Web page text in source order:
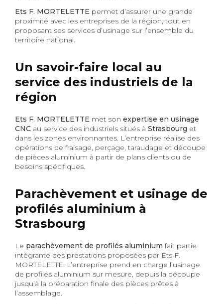
Ets F. MORTELETTE permet d’assurer une grande
proximité avec les entreprises de la région, tout en
proposant ses services d’usinage sur l’ensemble du
territoire national.
Un savoir-faire local au
service des industriels de la
région
Ets F. MORTELETTE met son expertise en usinage
CNC au service des industriels situés à Strasbourg et
dans les zones environnantes. L’entreprise réalise des
opérations de fraisage, perçage, taraudage et découpe
de pièces aluminium à partir de plans clients ou de
besoins spécifiques.
Parachèvement et usinage de
profilés aluminium à
Strasbourg
Le parachèvement de profilés aluminium fait partie
intégrante des prestations proposées par Ets F.
MORTELETTE. L’entreprise prend en charge l’usinage
de profilés aluminium sur mesure, depuis la découpe
jusqu’à la préparation finale des pièces prêtes à
l’assemblage.